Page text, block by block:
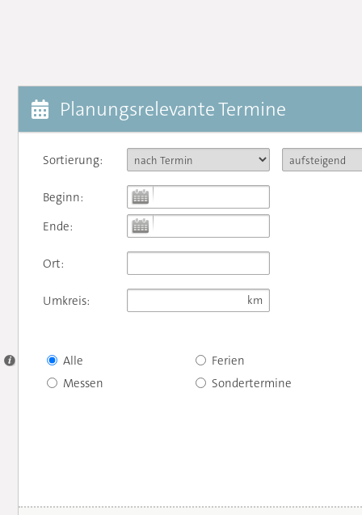
Planungsrelevante Termine
Sortierung:
Beginn:
Ende:
Ort:
Umkreis:
Alle
Messen
Ferien
Sondertermine